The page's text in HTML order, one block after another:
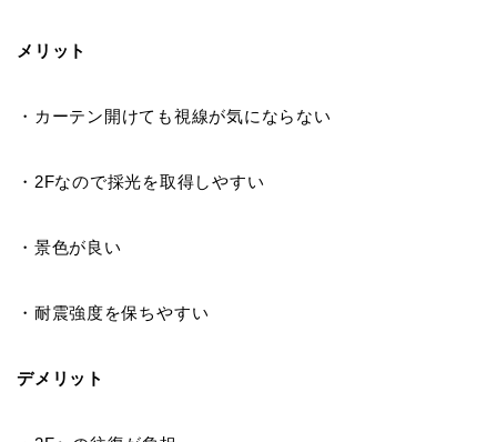
メリット
・カーテン開けても視線が気にならない
・2Fなので採光を取得しやすい
・景色が良い
・耐震強度を保ちやすい
デメリット